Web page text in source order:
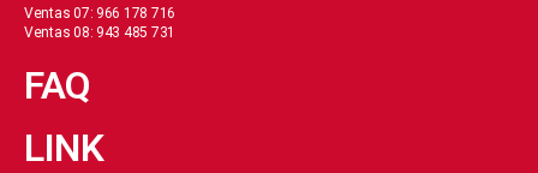
Ventas 07: 966 178 716
Ventas 08: 943 485 731
FAQ
LINK